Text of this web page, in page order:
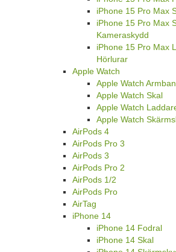
iPhone 15 Pro Max
iPhone 15 Pro Max
Kameraskydd
iPhone 15 Pro Max
Hörlurar
Apple Watch
Apple Watch
Apple Watch Skal
Apple Watch
Apple Watch
AirPods 4
AirPods Pro 3
AirPods 3
AirPods Pro 2
AirPods 1/2
AirPods Pro
AirTag
iPhone 14
iPhone 14 Fodral
iPhone 14 Skal